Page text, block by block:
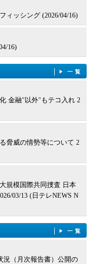
ィッシング (2026/04/16)
16)
一覧
金融"以外"もテコ入れ 2
脅威の情勢等について 2
規模国際共同捜査 日本
03/13 (日テレNEWS N
一覧
況（月次報告書）公開の